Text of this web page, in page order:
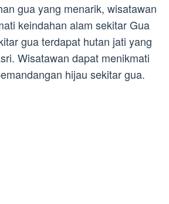
gua yang menarik, wisatawan
keindahan alam sekitar Gua
gua terdapat hutan jati yang
Wisatawan dapat menikmati
hijau sekitar gua.